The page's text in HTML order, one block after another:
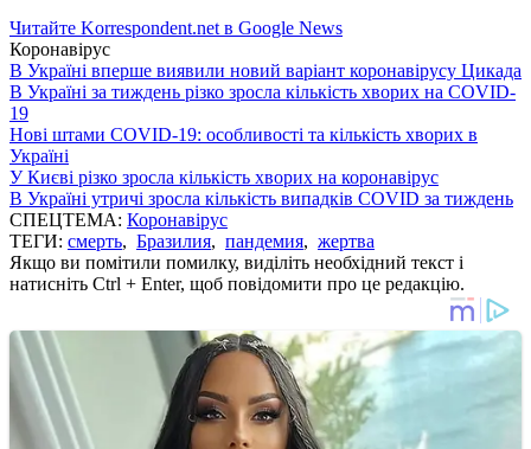
Читайте Korrespondent.net в Google News
Коронавірус
В Україні вперше виявили новий варіант коронавірусу Цикада
В Україні за тиждень різко зросла кількість хворих на COVID-
19
Нові штами COVID-19: особливості та кількість хворих в
Україні
У Києві різко зросла кількість хворих на коронавірус
В Україні утричі зросла кількість випадків COVID за тиждень
СПЕЦТЕМА: Коронавірус
ТЕГИ: смерть, Бразилия, пандемия, жертва
Якщо ви помітили помилку, виділіть необхідний текст і
натисніть Ctrl + Enter, щоб повідомити про це редакцію.